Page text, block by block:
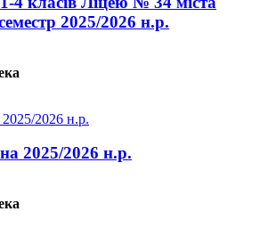
2025/2026 н.р.
2025/2026 н.р.